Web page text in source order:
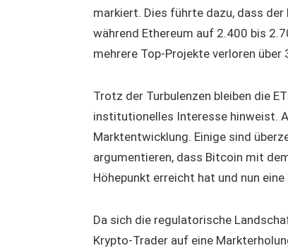
markiert. Dies führte dazu, dass
während Ethereum auf 2.400 bis
mehrere Top-Projekte verloren
Trotz der Turbulenzen bleiben die
institutionelles Interesse hinweist.
Marktentwicklung. Einige sind
argumentieren, dass Bitcoin mit
Höhepunkt erreicht hat und nun
Da sich die regulatorische
Krypto-Trader auf eine